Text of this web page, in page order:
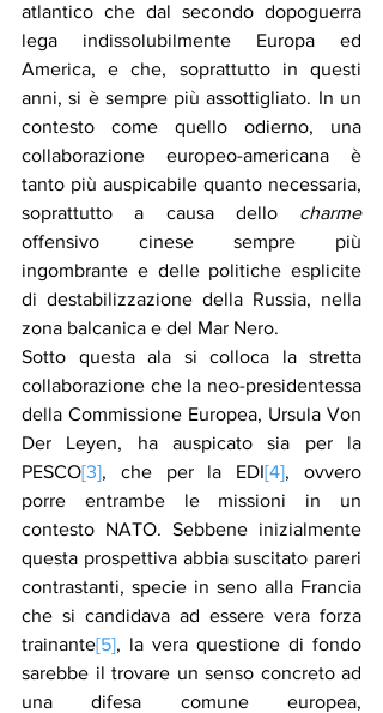
atlantico che dal secondo dopoguerra
lega indissolubilmente Europa ed
America, e che, soprattutto in questi
anni, si è sempre più assottigliato. In un
contesto come quello odierno, una
collaborazione europeo-americana è
tanto più auspicabile quanto necessaria,
soprattutto a causa dello charme
offensivo cinese sempre più
ingombrante e delle politiche esplicite
di destabilizzazione della Russia, nella
zona balcanica e del Mar Nero.
Sotto questa ala si colloca la stretta
collaborazione che la neo-presidentessa
della Commissione Europea, Ursula Von
Der Leyen, ha auspicato sia per la
PESCO[3], che per la EDI[4], ovvero
porre entrambe le missioni in un
contesto NATO. Sebbene inizialmente
questa prospettiva abbia suscitato pareri
contrastanti, specie in seno alla Francia
che si candidava ad essere vera forza
trainante[5], la vera questione di fondo
sarebbe il trovare un senso concreto ad
una difesa comune europea,